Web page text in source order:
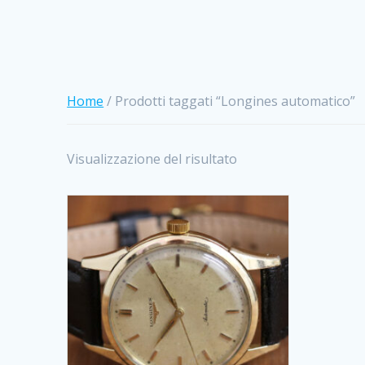
Home / Prodotti taggati “Longines automatico”
Visualizzazione del risultato